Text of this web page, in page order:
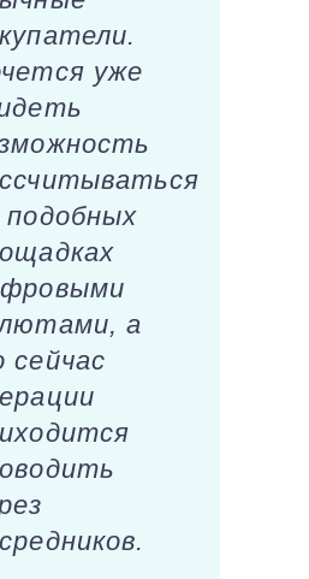
уже
подобных
а
сейчас